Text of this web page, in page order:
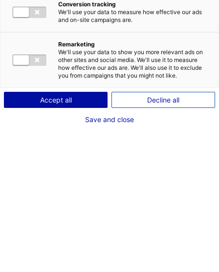
Vous avez un projet de cession, de transmission ou de
reprise d’entreprise ? Nous vous invitons à prendre
de votre territoire pour un accompagnement sur
mesure.
Contacter un développeur
pour en savoir plus
Conversion tracking
We'll use your data to measure how effective our ads
and on-site campaigns are.
Remarketing
We'll use your data to show you more relevant ads on
other sites and social media. We'll use it to measure
how effective our ads are. We'll also use it to exclude
you from campaigns that you might not like.
Accept all Decline all
Save and close